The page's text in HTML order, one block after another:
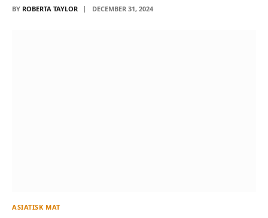
BY ROBERTA TAYLOR DECEMBER 31, 2024
ASIATISK MAT